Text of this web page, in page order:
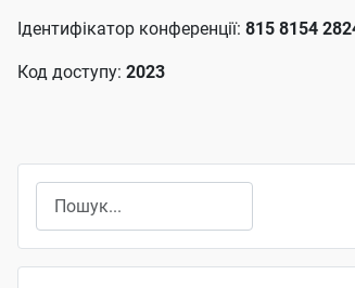
Ідентифікатор конференції: 815 8154
Код доступу: 2023